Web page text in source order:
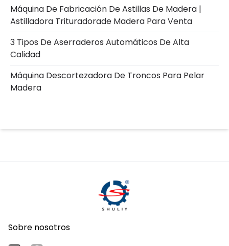
Máquina De Fabricación De Astillas De Madera |
Astilladora Trituradorade Madera Para Venta
3 Tipos De Aserraderos Automáticos De Alta
Calidad
Máquina Descortezadora De Troncos Para Pelar
Madera
Sobre nosotros